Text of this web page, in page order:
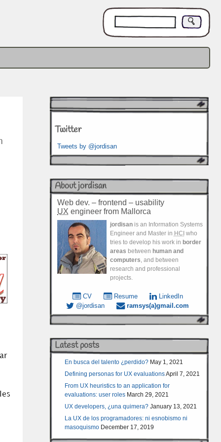
Twitter
Tweets by @jordisan
About jordisan
Web dev. – frontend – usability
UX engineer from Mallorca
jordisanis an Information Systems
Engineer and Master in HCI who
tries to develop his work in border
areas between human and
computers, and between
research and professional
projects.
CV Resume
LinkedIn
@jordisan
ramsys(a)gmail.com
Latest posts
En busca del talento ¿perdido? May 1, 2021
Defining personas for UX evaluationsApril 7, 2021
From UX heuristics to an application for
evaluations: user roles March 29, 2021
UX developers, ¿una quimera? January 13, 2021
La UX de los programadores: ni esnobismo ni
masoquismo December 17, 2019